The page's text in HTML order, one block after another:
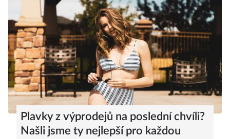
Plavky z výprodejů na poslední chvíli?
Našli jsme ty nejlepší pro každou